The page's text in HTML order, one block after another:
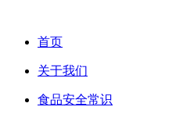
首页
关于我们
食品安全常识